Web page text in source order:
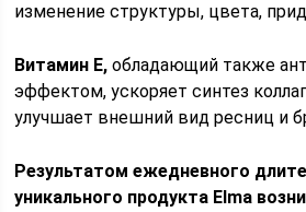
изменение структуры, цвета,
Витамин Е, обладающий также
эффектом, ускоряет синтез
улучшает внешний вид ресниц и
Результатом ежедневного
уникального продукта Elma